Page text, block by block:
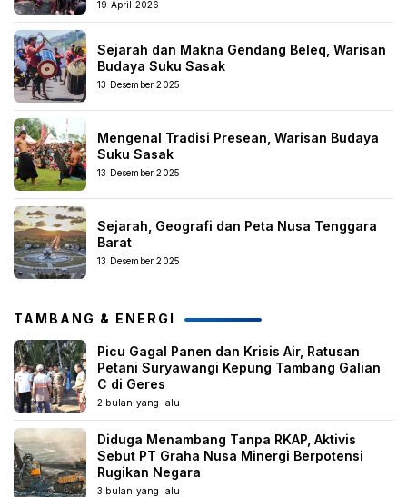
19 April 2026
Sejarah dan Makna Gendang Beleq, Warisan
Budaya Suku Sasak
13 Desember 2025
Mengenal Tradisi Presean, Warisan Budaya
Suku Sasak
13 Desember 2025
Sejarah, Geografi dan Peta Nusa Tenggara
Barat
13 Desember 2025
TAMBANG & ENERGI
Picu Gagal Panen dan Krisis Air, Ratusan
Petani Suryawangi Kepung Tambang Galian
C di Geres
2 bulan yang lalu
Diduga Menambang Tanpa RKAP, Aktivis
Sebut PT Graha Nusa Minergi Berpotensi
Rugikan Negara
3 bulan yang lalu